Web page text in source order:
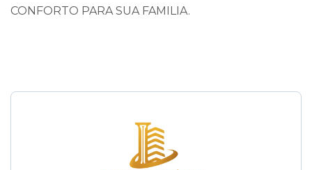
CONFORTO PARA SUA FAMILIA.